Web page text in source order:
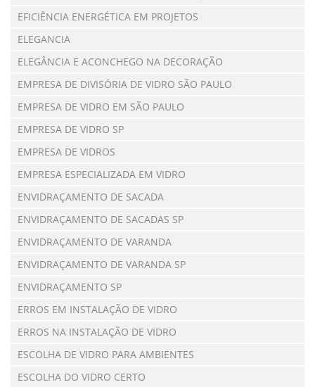
EFICIÊNCIA ENERGÉTICA EM PROJETOS
ELEGANCIA
ELEGÂNCIA E ACONCHEGO NA DECORAÇÃO
EMPRESA DE DIVISÓRIA DE VIDRO SÃO PAULO
EMPRESA DE VIDRO EM SÃO PAULO
EMPRESA DE VIDRO SP
EMPRESA DE VIDROS
EMPRESA ESPECIALIZADA EM VIDRO
ENVIDRAÇAMENTO DE SACADA
ENVIDRAÇAMENTO DE SACADAS SP
ENVIDRAÇAMENTO DE VARANDA
ENVIDRAÇAMENTO DE VARANDA SP
ENVIDRAÇAMENTO SP
ERROS EM INSTALAÇÃO DE VIDRO
ERROS NA INSTALAÇÃO DE VIDRO
ESCOLHA DE VIDRO PARA AMBIENTES
ESCOLHA DO VIDRO CERTO